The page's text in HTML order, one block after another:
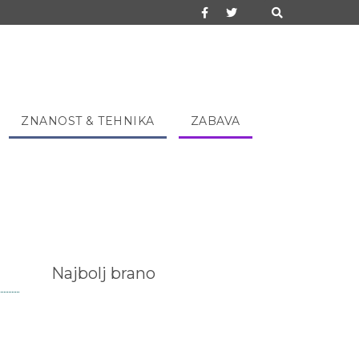
ZNANOST & TEHNIKA ZABAVA
Najbolj brano